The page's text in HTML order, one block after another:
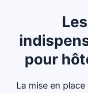
pour
La mise en place